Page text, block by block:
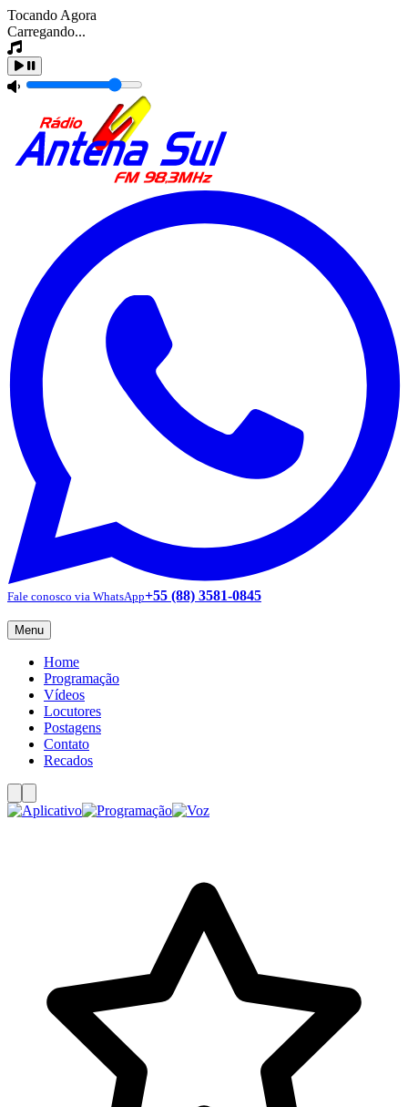
Tocando Agora
Carregando...
Fale conosco via WhatsApp+55 (88) 3581-0845
Menu
Home
Programação
Vídeos
Locutores
Postagens
Contato
Recados